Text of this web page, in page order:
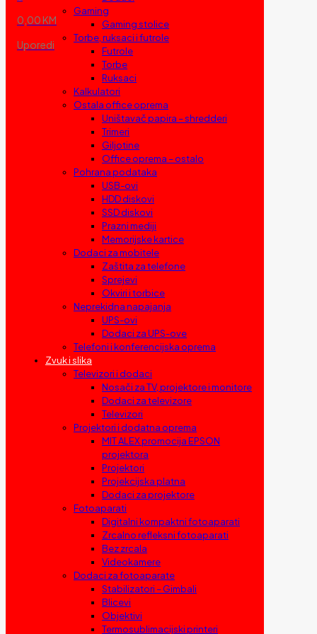
0,00 KM
Uporedi
Gaming
Gaming stolice
Torbe, ruksaci i futrole
Futrole
Torbe
Ruksaci
Kalkulatori
Ostala office oprema
Uništavač papira – shredderi
Trimeri
Giljotine
Office oprema – ostalo
Pohrana podataka
USB-ovi
HDD diskovi
SSD diskovi
Prazni mediji
Memorijske kartice
Dodaci za mobitele
Zaštita za telefone
Sprejevi
Okviri i torbice
Neprekidna napajanja
UPS-ovi
Dodaci za UPS-ove
Telefoni i konferencijska oprema
Zvuk i slika
Televizori i dodaci
Nosači za TV, projektore i monitore
Dodaci za televizore
Televizori
Projektori i dodatna oprema
MIT ALEX promocija EPSON
projektora
Projektori
Projekcijska platna
Dodaci za projektore
Fotoaparati
Digitalni kompaktni fotoaparati
Zrcalno refleksni fotoaparati
Bez zrcala
Videokamere
Dodaci za fotoaparate
Stabilizatori – Gimbali
Blicevi
Objektivi
Termosublimacijski printeri